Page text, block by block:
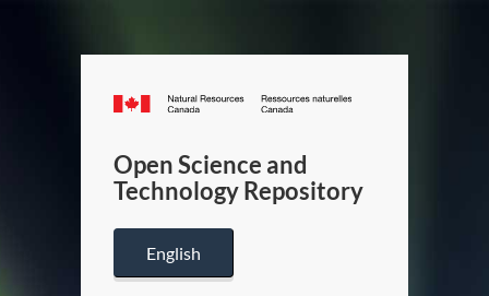
Canada.ca
/
Canada
Open Science and
Technology Repository
English